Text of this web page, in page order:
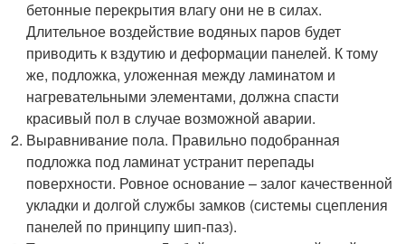
бетонные перекрытия влагу они не в силах.
Длительное воздействие водяных паров будет
приводить к вздутию и деформации панелей. К тому
же, подложка, уложенная между ламинатом и
нагревательными элементами, должна спасти
красивый пол в случае возможной аварии.
Выравнивание пола. Правильно подобранная
подложка под ламинат устранит перепады
поверхности. Ровное основание – залог качественной
укладки и долгой службы замков (системы сцепления
панелей по принципу шип-паз).